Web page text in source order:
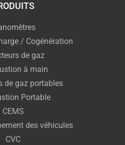
/ Cogénération
de gaz
à main
de gaz portables
Portable
CEMS
des véhicules
CVC